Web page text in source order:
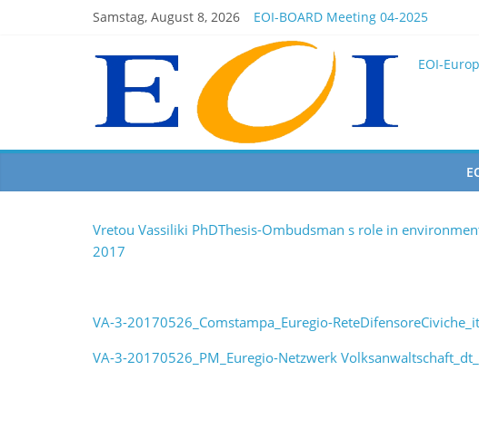
Samstag, August 8, 2026
EOI-BOARD Meeting 04-2025
Montenegro
News for members of the EOI
EOI – General ASSEMBLY 2025 10 28
President Milkov participated in the
EOI-
Vretou Vassiliki PhDThesis-Ombudsman s role in
2017
VA-3-20170526_Comstampa_Euregio-
VA-3-20170526_PM_Euregio-Netzwerk